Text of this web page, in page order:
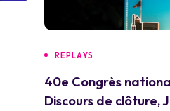
REPLAYS
40e Congrès
Discours de clôture,